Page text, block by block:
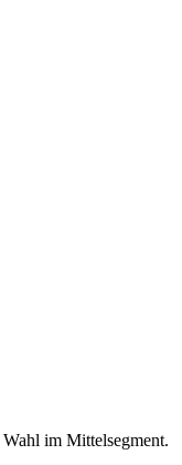
im Mittelsegment.